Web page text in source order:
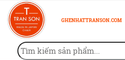
GHENHATTRANSON.COM